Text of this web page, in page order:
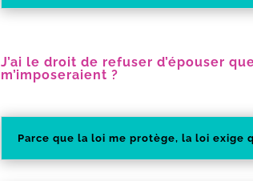
J’ai le droit de refuser d’épouser
m’imposeraient ?
Parce que la loi me protège, la loi exige